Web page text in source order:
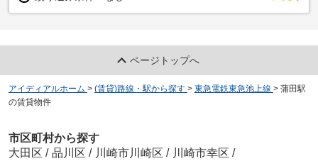
ページトップへ
アイディアルホーム > (賃貸)路線・駅から探す > 東急電鉄東急池上線 > 蒲田駅
の賃貸物件
市区町村から探す
大田区 / 品川区 / 川崎市川崎区 / 川崎市幸区 /